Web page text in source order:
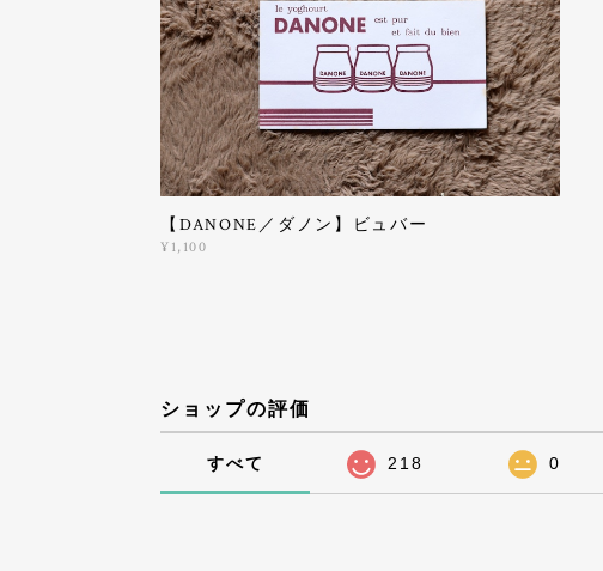
【DANONE／ダノン】ビュバー
¥1,100
ショップの評価
すべて 218 0